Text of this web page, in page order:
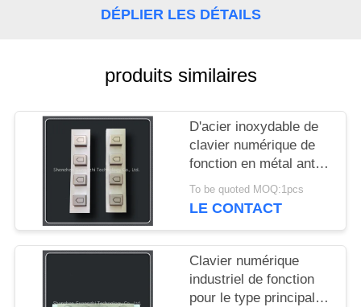
PRIVACY
POLICY
DÉPLIER LES DÉTAILS
produits similaires
D'acier inoxydable de
clavier numérique de
fonction en métal anti
connexion Usb ou Ps2
destructive
To be quoted MOQ:1pcs
LE CONTACT
Clavier numérique
industriel de fonction
pour le type principal